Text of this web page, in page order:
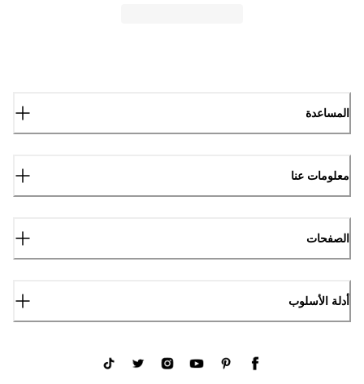
المساعدة
معلومات عنا
الصفحات
أدلة الأسلوب